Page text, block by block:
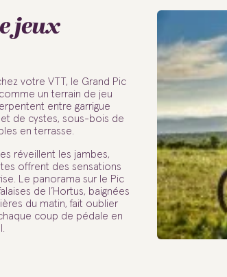
jeux
votre VTT, le Grand Pic
un terrain de jeu
entre garrigue
de cystes, sous-bois de
en terrasse.
réveillent les jambes,
offrent des sensations
Le panorama sur le Pic
de l’Hortus, baignées
du matin, fait oublier
coup de pédale en